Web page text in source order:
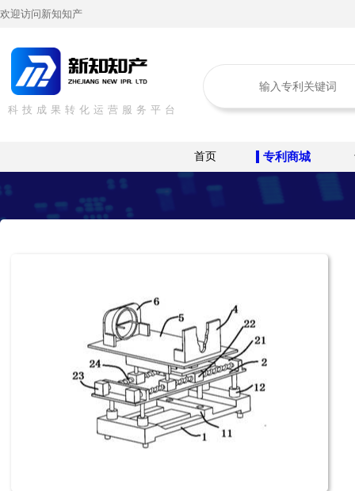
欢迎访问新知知产
科技成果转化运营服务平台
首页 专利商城